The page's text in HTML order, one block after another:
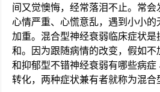
间又觉懊悔，经常落泪不止。常
心情严重、心慌意乱，遇到小小
加重。混合型神经衰弱临床症状
和。因为跟随病情的改变，假如
和抑郁型不错神经衰弱有哪些病
转化，两种症状兼有者就称为混合